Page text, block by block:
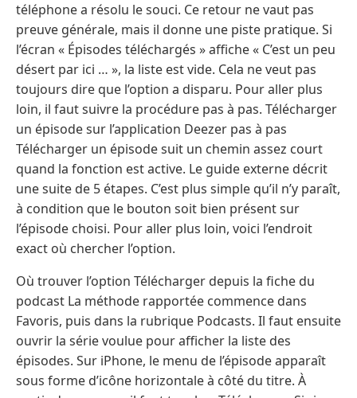
téléphone a résolu le souci. Ce retour ne vaut pas
preuve générale, mais il donne une piste pratique. Si
l’écran « Épisodes téléchargés » affiche « C’est un peu
désert par ici … », la liste est vide. Cela ne veut pas
toujours dire que l’option a disparu. Pour aller plus
loin, il faut suivre la procédure pas à pas. Télécharger
un épisode sur l’application Deezer pas à pas
Télécharger un épisode suit un chemin assez court
quand la fonction est active. Le guide externe décrit
une suite de 5 étapes. C’est plus simple qu’il n’y paraît,
à condition que le bouton soit bien présent sur
l’épisode choisi. Pour aller plus loin, voici l’endroit
exact où chercher l’option.
Où trouver l’option Télécharger depuis la fiche du
podcast La méthode rapportée commence dans
Favoris, puis dans la rubrique Podcasts. Il faut ensuite
ouvrir la série voulue pour afficher la liste des
épisodes. Sur iPhone, le menu de l’épisode apparaît
sous forme d’icône horizontale à côté du titre. À